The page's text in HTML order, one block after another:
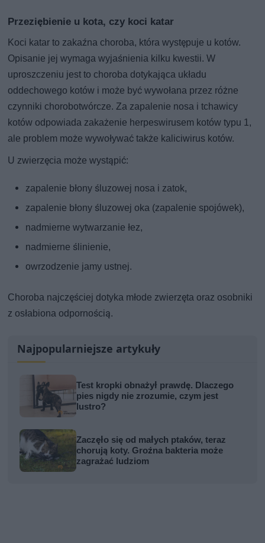
Przeziębienie u kota, czy koci katar
Koci katar to zakaźna choroba, która występuje u kotów.
Opisanie jej wymaga wyjaśnienia kilku kwestii. W
uproszczeniu jest to choroba dotykająca układu
oddechowego kotów i może być wywołana przez różne
czynniki chorobotwórcze. Za zapalenie nosa i tchawicy
kotów odpowiada zakażenie herpeswirusem kotów typu 1,
ale problem może wywoływać także kaliciwirus kotów.
U zwierzęcia może wystąpić:
zapalenie błony śluzowej nosa i zatok,
zapalenie błony śluzowej oka (zapalenie spojówek),
nadmierne wytwarzanie łez,
nadmierne ślinienie,
owrzodzenie jamy ustnej.
Choroba najczęściej dotyka młode zwierzęta oraz osobniki
z osłabiona odpornością.
Najpopularniejsze artykuły
Test kropki obnażył prawdę. Dlaczego
pies nigdy nie zrozumie, czym jest
lustro?
Zaczęło się od małych ptaków, teraz
chorują koty. Groźna bakteria może
zagrażać ludziom